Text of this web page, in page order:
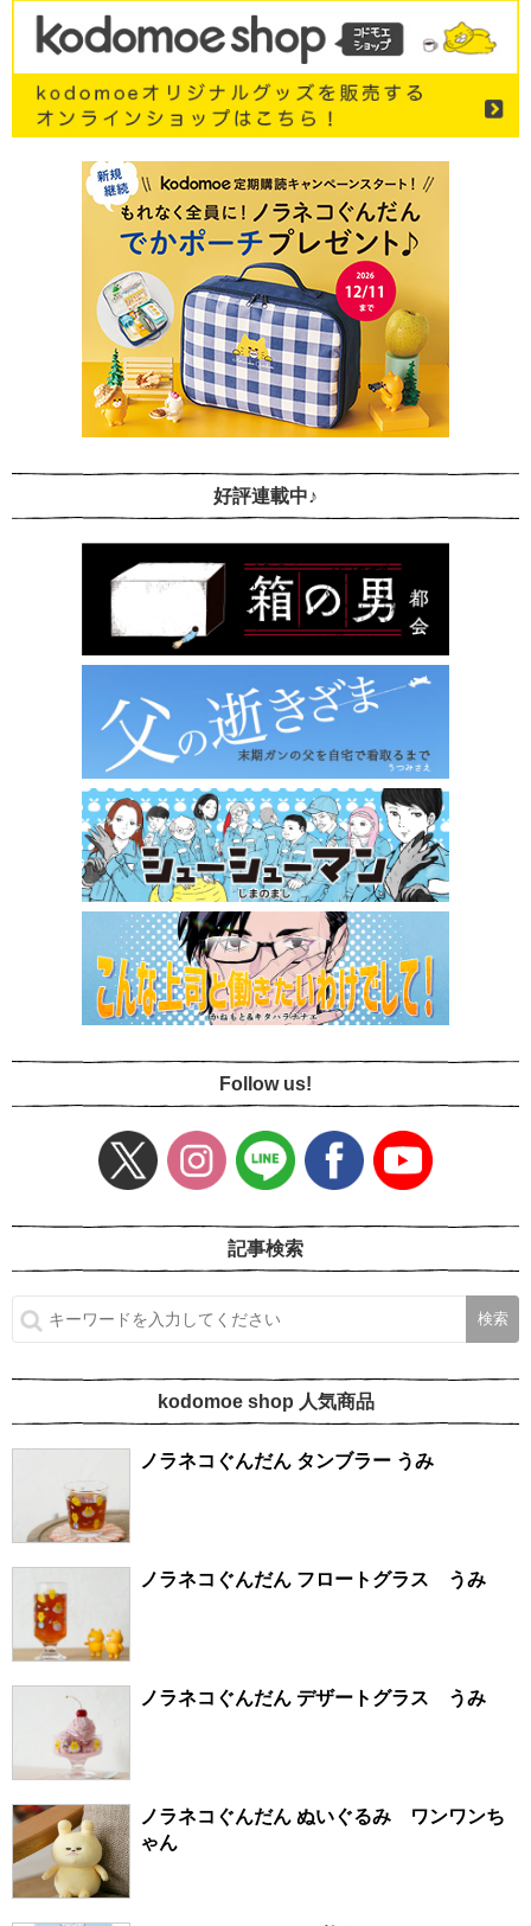
好評連載中♪
Follow us!
記事検索
kodomoe shop 人気商品
ノラネコぐんだん タンブラー うみ
ノラネコぐんだん フロートグラス うみ
ノラネコぐんだん デザートグラス うみ
ノラネコぐんだん ぬいぐるみ ワンワンち
ゃん